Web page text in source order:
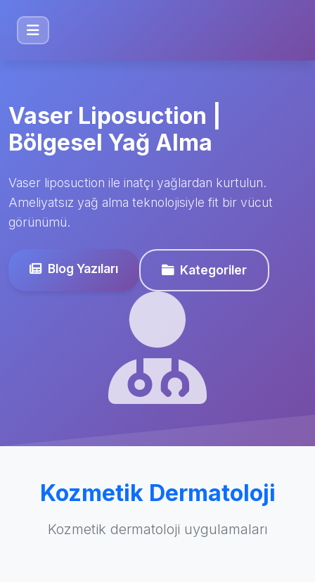
Vaser Liposuction |
Bölgesel Yağ Alma
Vaser liposuction ile inatçı yağlardan kurtulun.
Ameliyatsız yağ alma teknolojisiyle fit bir vücut
görünümü.
Blog Yazıları Kategoriler
Kozmetik Dermatoloji
Kozmetik dermatoloji uygulamaları